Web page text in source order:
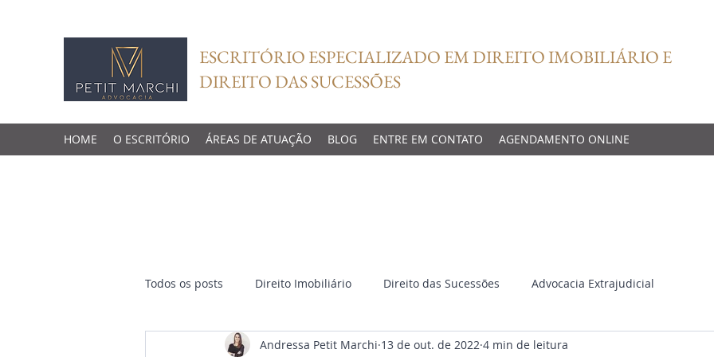
ESCRITÓRIO ESPECIALIZADO EM DIREITO IMOBILIÁRIO E
DIREITO DAS SUCESSÕES
HOME O ESCRITÓRIO ÁREAS DE ATUAÇÃO BLOG ENTRE EM CONTATO AGENDAMENTO ONLINE
Todos os posts Direito Imobiliário Direito das Sucessões Advocacia Extrajudicial
Andressa Petit Marchi 13 de out. de 2022 4 min de leitura